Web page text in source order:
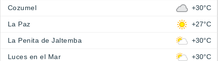
Cozumel +30°C
La Paz +27°C
La Penita de Jaltemba +30°C
Luces en el Mar +30°C